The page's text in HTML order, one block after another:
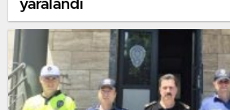
yaralandı